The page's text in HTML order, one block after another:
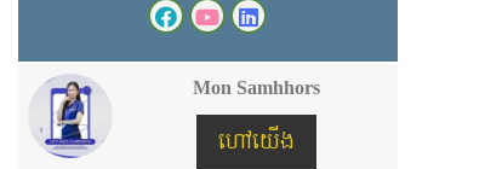
Mon Samhhors
ហៅយើង